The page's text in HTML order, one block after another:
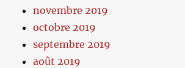
novembre 2019
octobre 2019
septembre 2019
août 2019